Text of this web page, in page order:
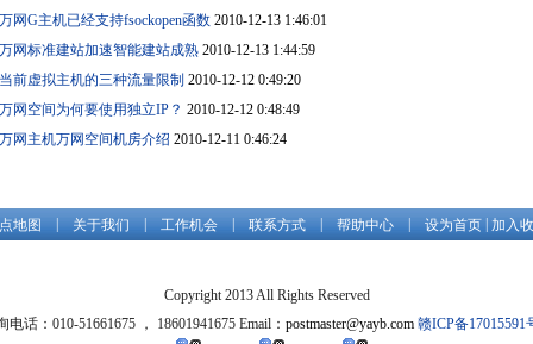
万网G主机已经支持fsockopen函数 2010-12-13 1:46:01
万网标准建站加速智能建站成熟 2010-12-13 1:44:59
当前虚拟主机的三种流量限制 2010-12-12 0:49:20
万网空间为何要使用独立IP？ 2010-12-12 0:48:49
万网主机万网空间机房介绍 2010-12-11 0:46:24
地图 关于我们 工作机会| 联系方式| 帮助中心| 设为首页| 加入
Copyright 2013 All Rights Reserved
电话：010-51661675 ， 18601941675 Email： postmaster@yayb.com 赣ICP备17015591